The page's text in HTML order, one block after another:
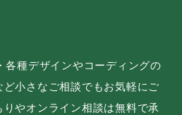
各種デザインやコーディングの
小さなご相談でもお気軽にご
やオンライン相談は無料で承